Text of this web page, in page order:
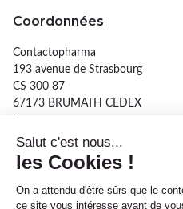
Coordonnées
Contactopharma
193 avenue de Strasbourg
CS 300 87
67173 BRUMATH CEDEX
France
03 90 29 26 56